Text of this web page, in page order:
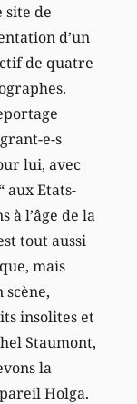
site de
d’un
de quatre
e-s
lui, avec
aux Etats-
à l’âge de la
tout aussi
mais
scène,
insolites et
Staumont,
la
Holga.